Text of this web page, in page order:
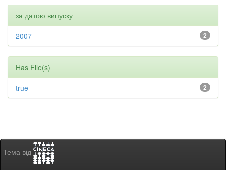
за датою випуску
2
2007
Has File(s)
2
true
Тема від